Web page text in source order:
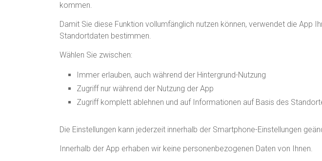
kommen.
Damit Sie diese Funktion vollumfänglich nutzen können, verwendet die App
Standortdaten bestimmen.
Wählen Sie zwischen:
Immer erlauben, auch während der Hintergrund-Nutzung
Zugriff nur während der Nutzung der App
Zugriff komplett ablehnen und auf Informationen auf Basis des
Die Einstellungen kann jederzeit innerhalb der Smartphone-Einstellungen
Innerhalb der App erhaben wir keine personenbezogenen Daten von Ihnen.